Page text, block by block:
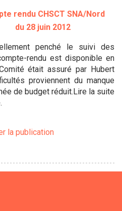
rendu CHSCT SNA/Nord
du 28 juin 2012
penché le suivi des
rendu est disponible en
était assuré par Hubert
proviennent du manque
de budget réduit.Lire la suite
la publication